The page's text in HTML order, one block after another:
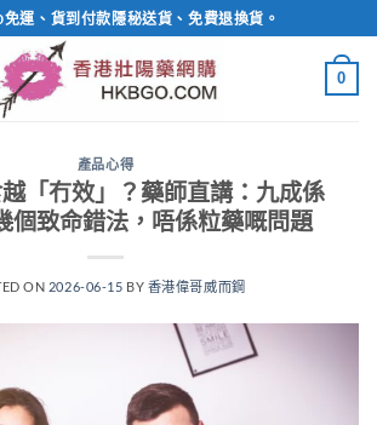
運、貨到付款隱秘送貨、免費退換貨。
0
產品心得
「冇效」？藥師直講：九成係
個致命錯法，唔係粒藥嘅問題
ON 2026-06-15 BY 香港偉哥威而鋼